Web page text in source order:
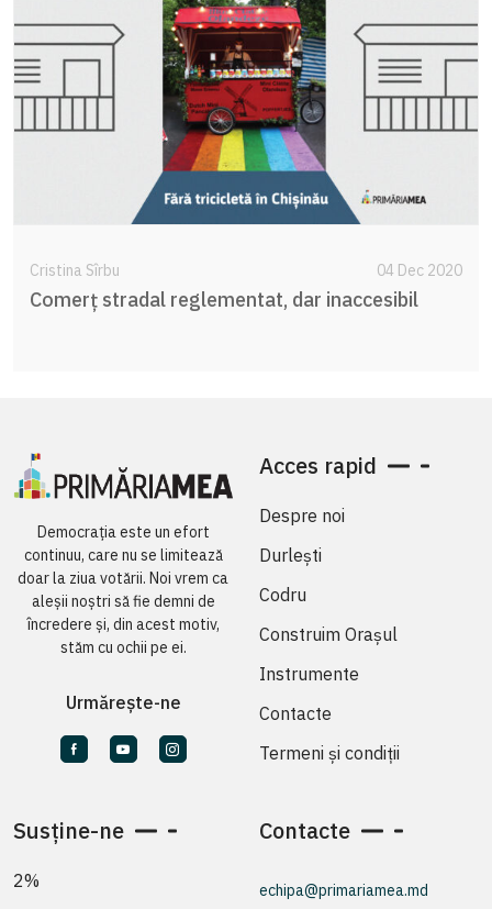
Cristina Sîrbu 04 Dec 2020
Comerț stradal reglementat, dar inaccesibil
Democrația este un efort
continuu, care nu se limitează
doar la ziua votării. Noi vrem ca
aleșii noștri să fie demni de
încredere și, din acest motiv,
stăm cu ochii pe ei.
Urmărește-ne
Acces rapid
Despre noi
Durlești
Codru
Construim Orașul
Instrumente
Contacte
Termeni și condiții
Susține-ne
2%
Contacte
echipa@primariamea.md